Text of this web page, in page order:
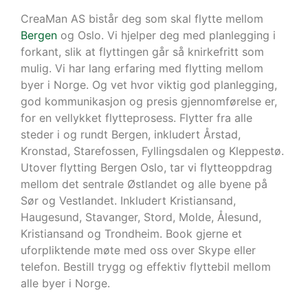
CreaMan AS bistår deg som skal flytte mellom
Bergen og Oslo. Vi hjelper deg med planlegging i
forkant, slik at flyttingen går så knirkefritt som
mulig. Vi har lang erfaring med flytting mellom
byer i Norge. Og vet hvor viktig god planlegging,
god kommunikasjon og presis gjennomførelse er,
for en vellykket flytteprosess. Flytter fra alle
steder i og rundt Bergen, inkludert Årstad,
Kronstad, Starefossen, Fyllingsdalen og Kleppestø.
Utover flytting Bergen Oslo, tar vi flytteoppdrag
mellom det sentrale Østlandet og alle byene på
Sør og Vestlandet. Inkludert Kristiansand,
Haugesund, Stavanger, Stord, Molde, Ålesund,
Kristiansand og Trondheim. Book gjerne et
uforpliktende møte med oss over Skype eller
telefon. Bestill trygg og effektiv flyttebil mellom
alle byer i Norge.